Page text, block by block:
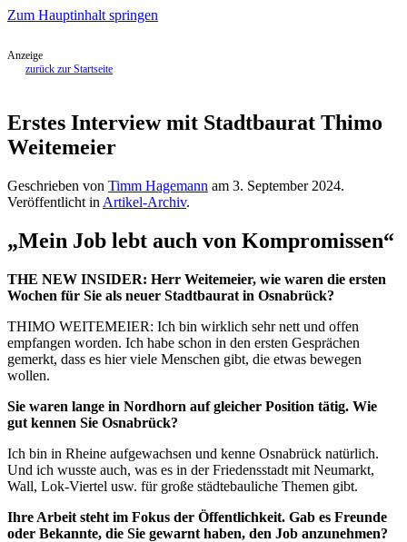
Zum Hauptinhalt springen
Anzeige
zurück zur Startseite
Erstes Interview mit Stadtbaurat Thimo
Weitemeier
Geschrieben von Timm Hagemann am 3. September 2024.
Veröffentlicht in Artikel-Archiv.
„Mein Job lebt auch von Kompromissen“
THE NEW INSIDER: Herr Weitemeier, wie waren die ersten
Wochen für Sie als neuer Stadtbaurat in Osnabrück?
THIMO WEITEMEIER: Ich bin wirklich sehr nett und offen
empfangen worden. Ich habe schon in den ersten Gesprächen
gemerkt, dass es hier viele Menschen gibt, die etwas bewegen
wollen.
Sie waren lange in Nordhorn auf gleicher Position tätig. Wie
gut kennen Sie Osnabrück?
Ich bin in Rheine aufgewachsen und kenne Osnabrück natürlich.
Und ich wusste auch, was es in der Friedensstadt mit Neumarkt,
Wall, Lok-Viertel usw. für große städtebauliche Themen gibt.
Ihre Arbeit steht im Fokus der Öffentlichkeit. Gab es Freunde
oder Bekannte, die Sie gewarnt haben, den Job anzunehmen?